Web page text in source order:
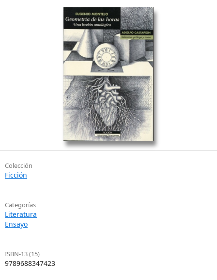
Colección
Ficción
Categorías
Literatura
Ensayo
ISBN-13 (15)
9789688347423